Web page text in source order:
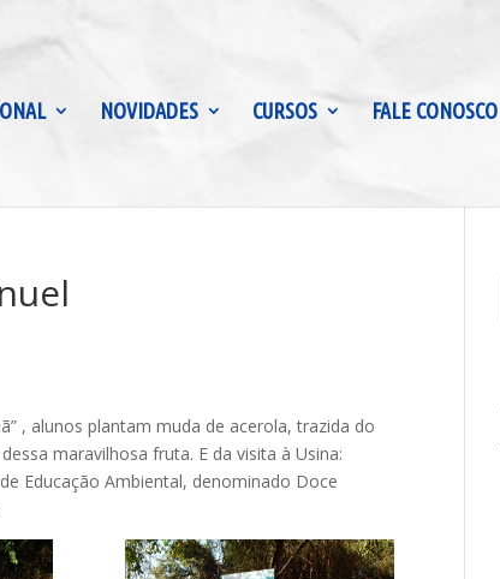
NOVIDADES CURSOS FALE CONOSCO
, alunos plantam muda de acerola, trazida do
maravilhosa fruta. E da visita à Usina:
Educação Ambiental, denominado Doce